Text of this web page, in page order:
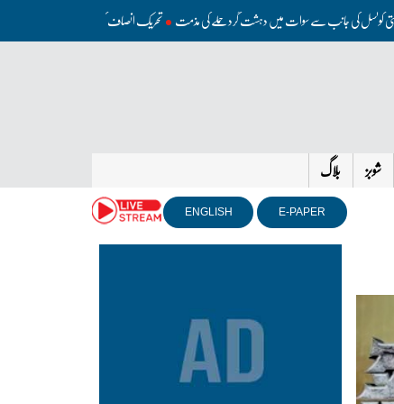
سلامتی کونسل کی جانب سے سوات میں دہشت گرد حملے کی مذمت تحریک انصاف کو مذاکرات کی
شوبز بلاگ
E-PAPER
ENGLISH